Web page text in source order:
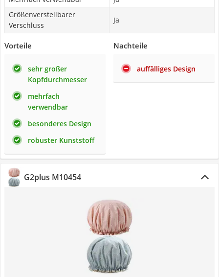
Größenverstellbarer
Verschluss
Ja
Vorteile
sehr großer
Kopfdurchmesser
mehrfach
verwendbar
besonderes Design
robuster Kunststoff
Nachteile
auffälliges Design
G2plus M10454